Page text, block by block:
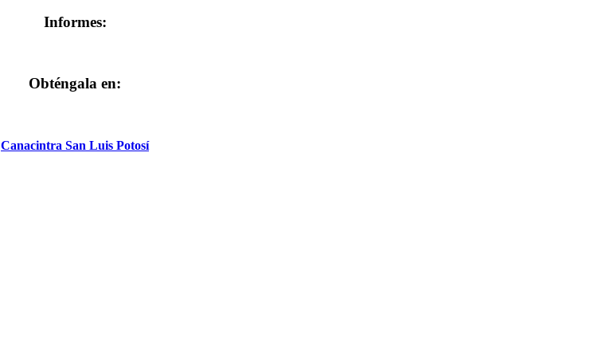
Informes:
Obténgala en:
Canacintra San Luis Potosí